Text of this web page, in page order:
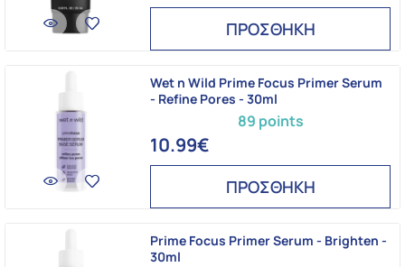
ΠΡΟΣΘΗΚΗ
89 points
Wet n Wild Prime Focus Primer Serum
- Refine Pores - 30ml
10.99€
ΠΡΟΣΘΗΚΗ
Prime Focus Primer Serum - Brighten -
30ml